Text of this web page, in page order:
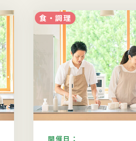
食・調理
開催日：